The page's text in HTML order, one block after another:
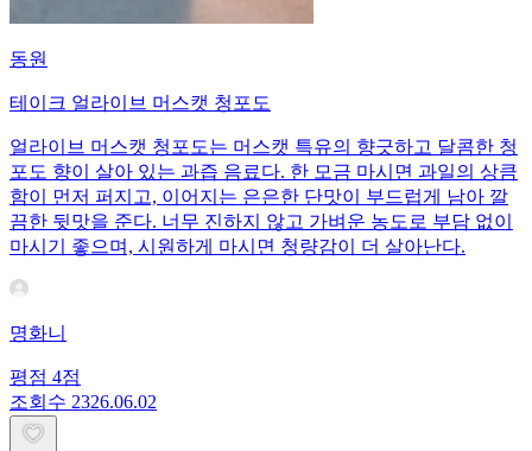
동원
테이크 얼라이브 머스캣 청포도
얼라이브 머스캣 청포도는 머스캣 특유의 향긋하고 달콤한 청
포도 향이 살아 있는 과즙 음료다. 한 모금 마시면 과일의 상큼
함이 먼저 퍼지고, 이어지는 은은한 단맛이 부드럽게 남아 깔
끔한 뒷맛을 준다. 너무 진하지 않고 가벼운 농도로 부담 없이
마시기 좋으며, 시원하게 마시면 청량감이 더 살아난다.
명화니
평점 4점
조회수 2326.06.02